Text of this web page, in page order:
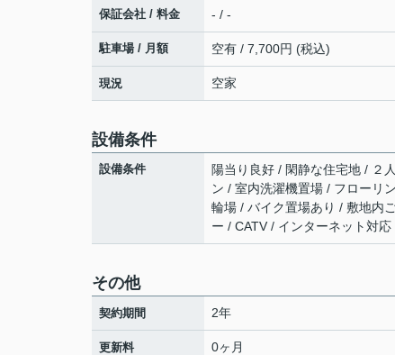
保証会社 / 料金 - / -
駐車場 / 月額 空有 / 7,700円 (税込)
現況 空家
設備条件
設備条件
陽当り良好 / 閑静な住宅地 / ２
ン / 室内洗濯機置場 / フローリ
輪場 / バイク置場あり / 敷地内
ー / CATV / インターネット対応
その他
契約期間 2年
更新料 0ヶ月